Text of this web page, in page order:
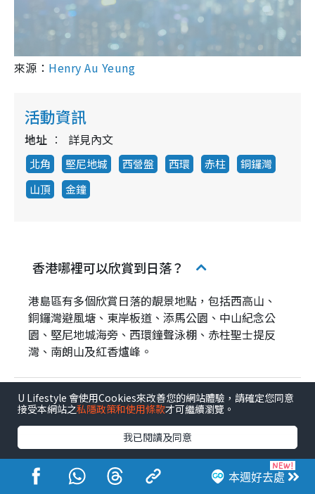
來源： Henry Au Yeung
活動資訊
地址 詳見內文
北角 堅尼地城 西營盤 西環 赤柱
銅鑼灣
山頂
金鐘
香港哪裡可以欣賞到日落？
港島區有多個欣賞日落的靚景地點，包括西高山、
銅鑼灣避風塘、東岸板道、添馬公園、中山紀念公
園、堅尼地城海旁、西環鐘聲泳棚、赤柱聖士提反
灣、南朗山及紅香爐峰。
如何得知香港的日落時間？
好去處 親子好去處
週末好去處
本週好去處
U Lifestyle 會使用Cookies來改善您的網站體驗，請確定您同意
接受本網站之私隱政策和使用條款才可繼續瀏覽。
我已閱讀及同意